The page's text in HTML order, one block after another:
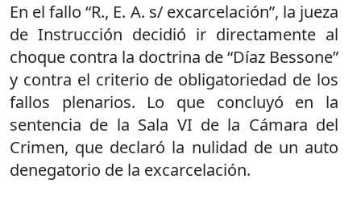
En el fallo “R., E. A. s/ excarcelación”, la jueza
de Instrucción decidió ir directamente al
choque contra la doctrina de “Díaz Bessone”
y contra el criterio de obligatoriedad de los
fallos plenarios. Lo que concluyó en la
sentencia de la Sala VI de la Cámara del
Crimen, que declaró la nulidad de un auto
denegatorio de la excarcelación.